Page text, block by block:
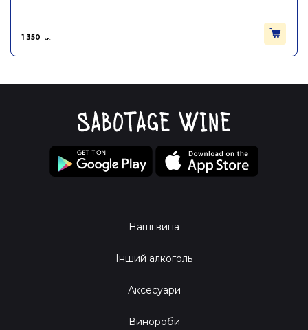
1 350 грн.
Наші вина
Інший алкоголь
Аксесуари
Винороби